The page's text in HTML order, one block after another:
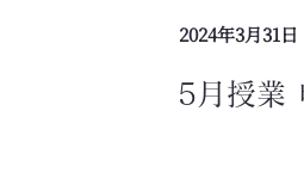
2024年3月31日
5月授業